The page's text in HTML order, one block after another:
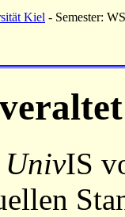
Kiel - Semester:
UnivIS